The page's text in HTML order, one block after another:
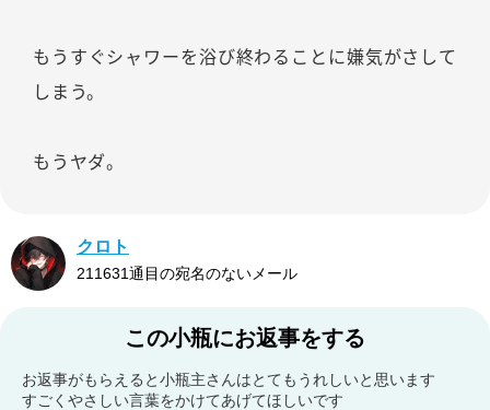
もうすぐシャワーを浴び終わることに嫌気がさして
しまう。
もうヤダ。
クロト
211631通目の宛名のないメール
この小瓶にお返事をする
お返事がもらえると小瓶主さんはとてもうれしいと思います
すごくやさしい言葉をかけてあげてほしいです